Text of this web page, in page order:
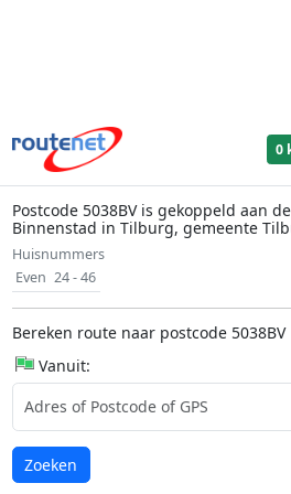
0
Postcode 5038BV is gekoppeld aan
Binnenstad in Tilburg, gemeente
Huisnummers
Even 24 - 46
Bereken route naar postcode 5038BV
Vanuit:
Laden...
Zoeken